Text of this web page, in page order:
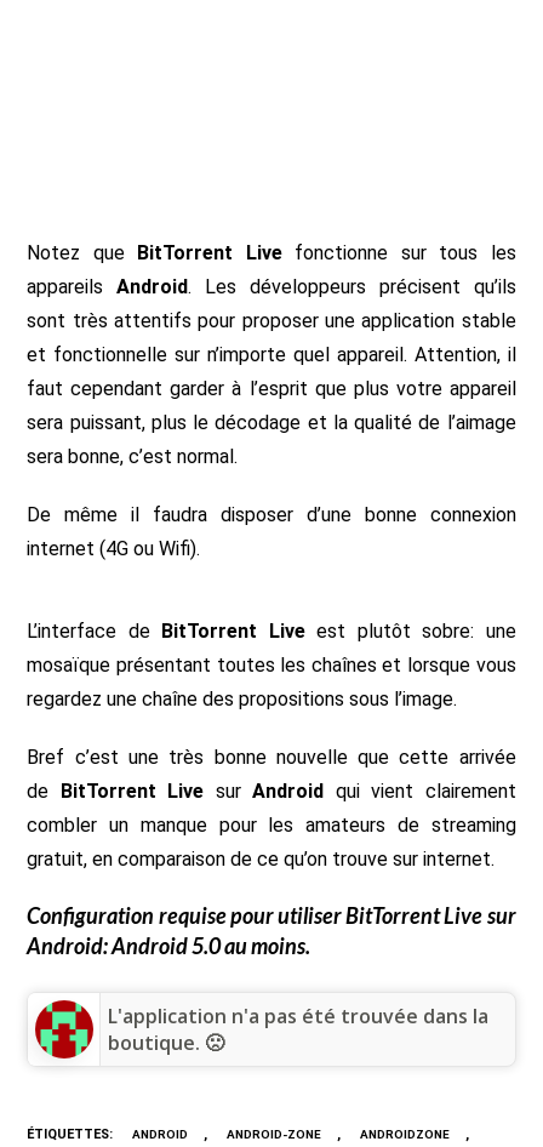
Notez que BitTorrent Livefonctionne sur tous les
appareilsAndroid. Les développeurs précisent qu’ils
sont très attentifs pour proposer une application stable
et fonctionnelle sur n’importe quel appareil. Attention, il
faut cependant garder à l’esprit que plus votre appareil
sera puissant, plus le décodage et la qualité de l’aimage
sera bonne, c’est normal.
De même il faudra disposer d’une bonne connexion
internet (4G ou Wifi).
L’interface de BitTorrent Liveest plutôt sobre: une
mosaïque présentant toutes les chaînes et lorsque vous
regardez une chaîne des propositions sous l’image.
Bref c’est une très bonne nouvelle que cette arrivée
de BitTorrent Live surAndroid qui vient clairement
combler un manque pour les amateurs de streaming
gratuit, en comparaison de ce qu’on trouve sur internet.
Configuration requise pour utiliserBitTorrent Livesur
Android: Android 5.0 au moins.
L'application n'a pas été trouvée dans la
boutique. 🙁
ÉTIQUETTES: ANDROID , ANDROID-ZONE , ANDROIDZONE ,